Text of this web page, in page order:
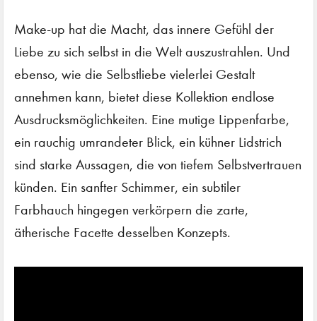
Make-up hat die Macht, das innere Gefühl der
Liebe zu sich selbst in die Welt auszustrahlen. Und
ebenso, wie die Selbstliebe vielerlei Gestalt
annehmen kann, bietet diese Kollektion endlose
Ausdrucksmöglichkeiten. Eine mutige Lippenfarbe,
ein rauchig umrandeter Blick, ein kühner Lidstrich
sind starke Aussagen, die von tiefem Selbstvertrauen
künden. Ein sanfter Schimmer, ein subtiler
Farbhauch hingegen verkörpern die zarte,
ätherische Facette desselben Konzepts.